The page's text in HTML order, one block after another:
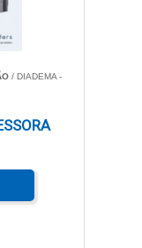
/ DIADEMA -